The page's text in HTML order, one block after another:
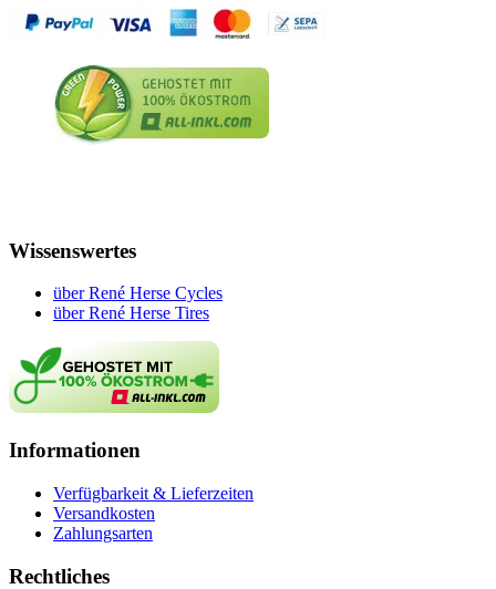
Wissenswertes
über René Herse Cycles
über René Herse Tires
Informationen
Verfügbarkeit & Lieferzeiten
Versandkosten
Zahlungsarten
Rechtliches